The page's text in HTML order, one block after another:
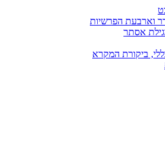
וארבעת הפרשיות
אסתר
ביקורת המקרא